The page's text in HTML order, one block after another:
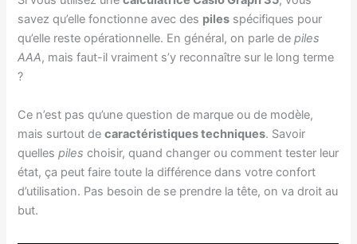
savez qu’elle fonctionne avec des piles spécifiques pour
qu’elle reste opérationnelle. En général, on parle depiles
AAA, mais faut-il vraiment s’y reconnaître sur le long terme
?
Ce n’est pas qu’une question de marque ou de modèle,
mais surtout decaractéristiques techniques. Savoir
quellespiles choisir, quand changer ou comment tester leur
état, ça peut faire toute la différence dans votre confort
d’utilisation. Pas besoin de se prendre la tête, on va droit au
but.